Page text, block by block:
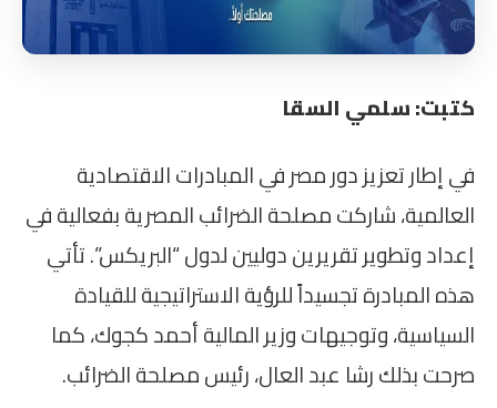
كتبت: سلمي السقا
في إطار تعزيز دور مصر في المبادرات الاقتصادية
العالمية، شاركت مصلحة الضرائب المصرية بفعالية في
إعداد وتطوير تقريرين دوليين لدول “البريكس”. تأتي
هذه المبادرة تجسيداً للرؤية الاستراتيجية للقيادة
السياسية، وتوجيهات وزير المالية أحمد كجوك، كما
صرحت بذلك رشا عبد العال، رئيس مصلحة الضرائب.